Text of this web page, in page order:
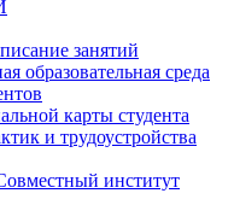
занятий
образовательная среда
карты студента
и трудоустройства
институт